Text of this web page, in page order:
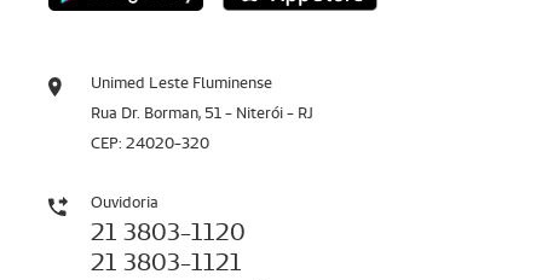
Unimed Leste Fluminense
Rua Dr. Borman, 51 - Niterói - RJ
CEP: 24020-320
Ouvidoria
21 3803-1120
21 3803-1121